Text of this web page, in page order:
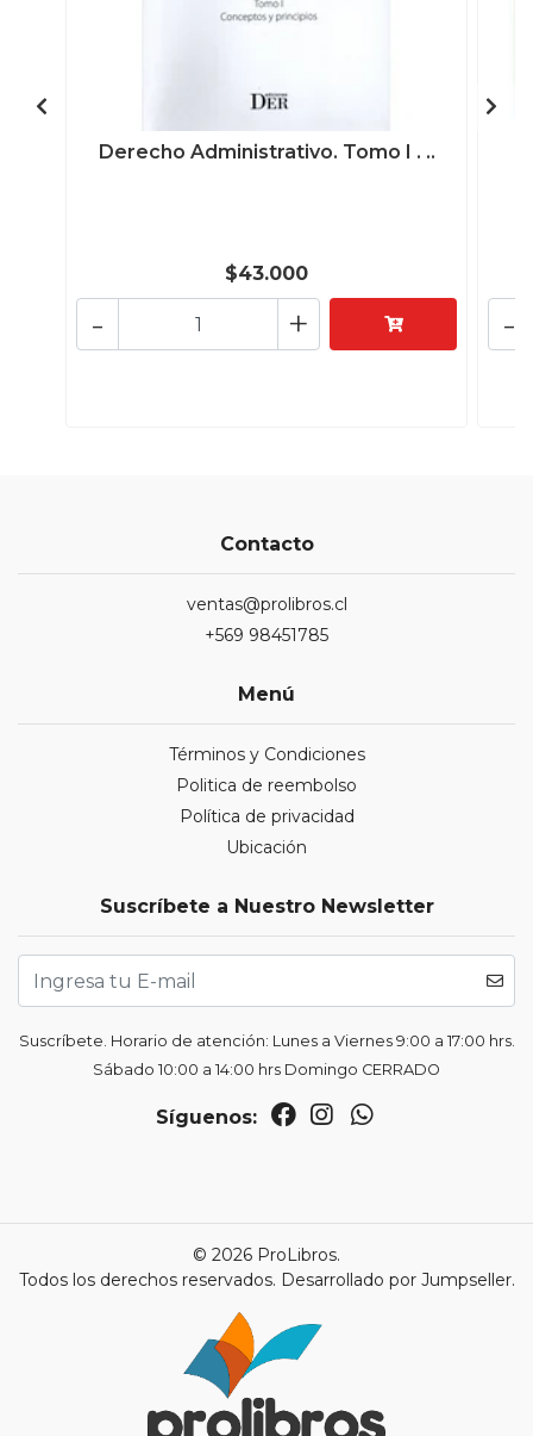
Derecho Administrativo. Tomo I . ..
$43.000
+
- -
Contacto
ventas@prolibros.cl
+569 98451785
Menú
Términos y Condiciones
Politica de reembolso
Política de privacidad
Ubicación
Suscríbete a Nuestro Newsletter
Suscríbete. Horario de atención: Lunes a Viernes 9:00 a 17:00 hrs.
Sábado 10:00 a 14:00 hrs Domingo CERRADO
Síguenos:
© 2026 ProLibros.
Todos los derechos reservados. Desarrollado por Jumpseller.